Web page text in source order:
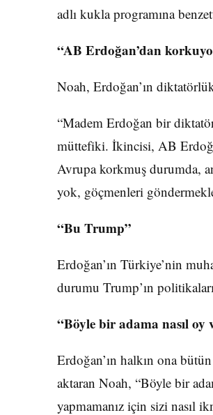
adlı kukla programına
“AB Erdoğan’dan
Noah, Erdoğan’ın
“Madem Erdoğan bir
müttefiki. İkincisi, AB
Avrupa korkmuş durumda,
yok, göçmenleri
“Bu Trump”
Erdoğan’ın Türkiye’nin
durumu Trump’ın
“Böyle bir adama nasıl oy
Erdoğan’ın halkın ona
aktaran Noah, “Böyle bir
yapmamanız için sizi nasıl